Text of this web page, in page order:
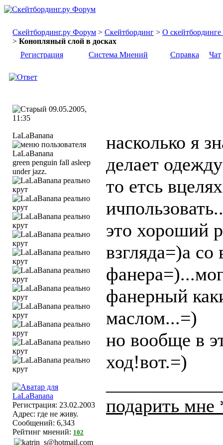
Скейтбординг.ру Форум > Скейтбординг > О скейтбординге
> Конопляный слой в досках
Регистрация
Система Мнений Справка Чат
09.05.2005,
11:35
LaLaBanana
green penguin fall asleep
under jazz.
Регистрация: 23.02.2003
Адрес: где не живу.
Сообщений: 6,343
Рейтинг мнений: 102
насколько я
делает
то етсь
это хороший
взгляда=)а со
фанерный
маслом...=)
но вообще в
ход!вот.=)
подарить